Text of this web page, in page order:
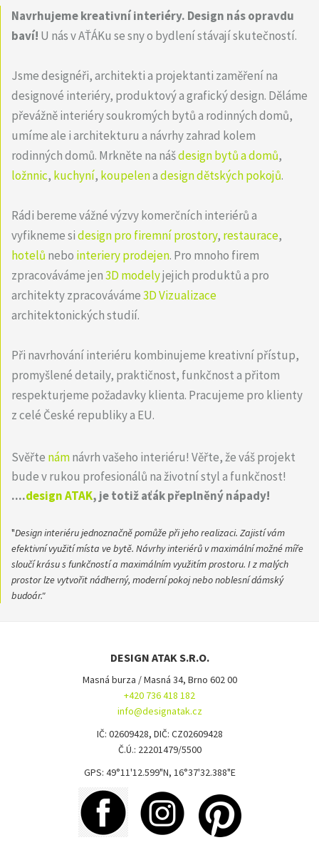
Navrhujeme kreativní interiéry. Design nás opravdu
baví! U nás v AŤÁKu se sny o bydlení stávají skutečností.
Jsme designéři, architekti a projektanti zaměření na
designové interiéry, produktový a grafický design. Děláme
převážně interiéry soukromých bytů a rodinných domů,
umíme ale i architekturu a návrhy zahrad kolem
rodinných domů. Mrkněte na nášdesign bytů a domů,
ložnnic, kuchyní, koupelenadesign dětských pokojů.
Rádi bereme vážné výzvy komerčních interiérů a
vyfikneme sidesign pro firemní prostory, restaurace,
hotelů nebo interiery prodejen. Pro mnoho firem
zpracováváme jen3D modelyjejich produktů a pro
architekty zpracováváme3D Vizualizace
architektonických studií.
Při navrhování interiéru kombinujeme kreativní přístup,
promyšlené detaily, praktičnost, funkčnost a přitom
respekturjeme požadavky klienta. Pracujeme pro klienty
z celé České republiky a EU.
Svěřte námnávrh vašeho interiéru! Věřte, že váš projekt
bude v rukou profesionálů na životní styl a funkčnost!
....design ATAK, je totiž aťák přeplněný nápady!
"Design interiéru jednoznačně pomůže při jeho realizaci. Zajistí vám
efektivní využití místa ve bytě. Návrhy interiérů v maximální možné míře
sloučí krásu s funkčností a maximálním využitím prostoru. I z malých
prostor lze vytvořit nádherný, moderní pokoj nebo noblesní dámský
budoár."
DESIGN ATAK S.R.O.
Masná burza / Masná 34, Brno 602 00
+420 736 418 182
info@designatak.cz
IČ: 02609428, DIČ: CZ02609428
Č.Ú.: 22201479/5500
GPS: 49°11'12.599"N, 16°37'32.388"E